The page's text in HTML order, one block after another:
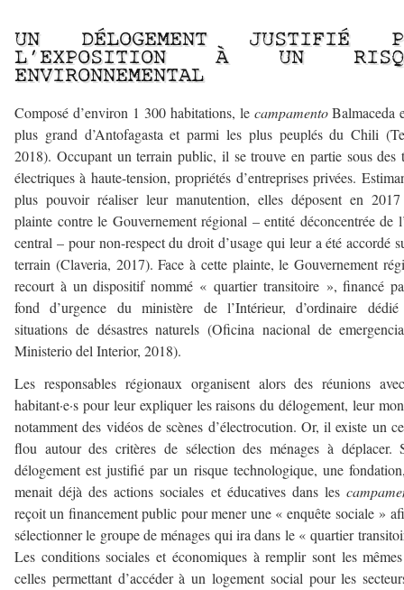
UN DÉLOGEMENT JUSTIFIÉ
L’EXPOSITION À UN
ENVIRONNEMENTAL
Composé d’environ 1 300 habitations, le campamentoBalmaceda
plus grand d’Antofagasta et parmi les plus peuplés du Chili
2018). Occupant un terrain public, il se trouve en partie sous des
électriques à haute-tension, propriétés d’entreprises privées.
plus pouvoir réaliser leur manutention, elles déposent en
plainte contre le Gouvernement régional – entité déconcentrée de
central – pour non-respect du droit d’usage qui leur a été accordé
terrain (Claveria, 2017). Face à cette plainte, le Gouvernement
recourt à un dispositif nommé « quartier transitoire », financé
fond d’urgence du ministère de l’Intérieur, d’ordinaire
situations de désastres naturels (Oficina nacional de
Ministerio del Interior, 2018).
Les responsables régionaux organisent alors des réunions
habitant·e·s pour leur expliquer les raisons du délogement, leur
notamment des vidéos de scènes d’électrocution. Or, il existe un
flou autour des critères de sélection des ménages à déplacer.
délogement est justifié par un risque technologique, une
menait déjà des actions sociales et éducatives dans les
reçoit un financement public pour mener une « enquête sociale »
sélectionner le groupe de ménages qui ira dans le « quartier
Les conditions sociales et économiques à remplir sont les
celles permettant d’accéder à un logement social pour les